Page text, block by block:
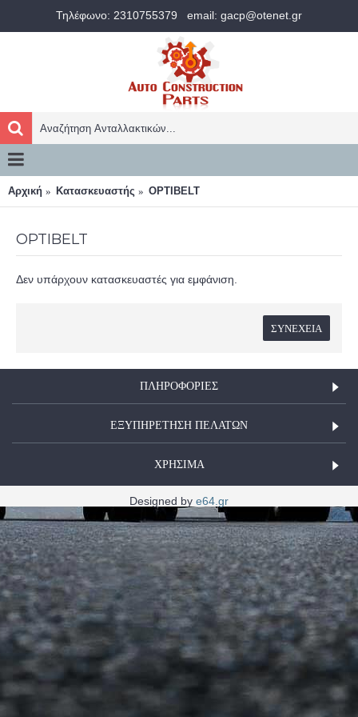
Τηλέφωνο: 2310755379 email: gacp@otenet.gr
Αρχική Κατασκευαστής OPTIBELT
OPTIBELT
Δεν υπάρχουν κατασκευαστές για εμφάνιση.
ΣΥΝΈΧΕΙΑ
ΠΛΗΡΟΦΟΡΊΕΣ
ΕΞΥΠΗΡΕΤΗΣΗ ΠΕΛΑΤΩΝ
ΧΡΗΣΙΜΑ
Designed by e64.gr